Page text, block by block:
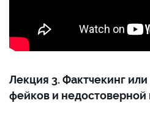
Лекция 3. Фактчекинг
фейков и